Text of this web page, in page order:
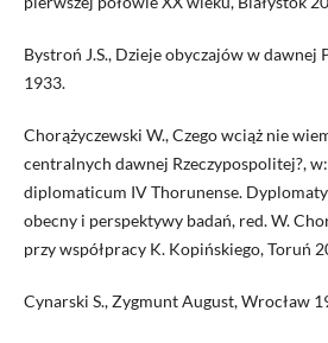
Bystroń J.S., Dzieje obyczajów w dawnej
1933.
Chorążyczewski W., Czego wciąż nie
centralnych dawnej Rzeczypospolitej?,
diplomaticum IV Thorunense.
obecny i perspektywy badań, red. W.
przy współpracy K. Kopińskiego, Toruń
Cynarski S., Zygmunt August, Wrocław